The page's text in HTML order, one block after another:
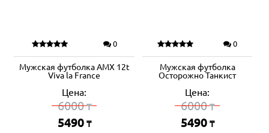
0
Мужская футболка AMX 12t
Viva la France
Цена:
6000₸
5490 ₸
0
Мужская футболка
Осторожно Танкист
Цена:
6000₸
5490 ₸